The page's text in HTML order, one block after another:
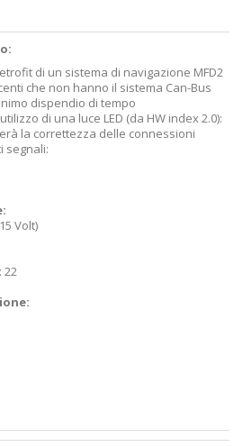
di un sistema di navigazione MFD2
che non hanno il sistema Can-Bus
dispendio di tempo
di una luce LED (da HW index 2.0):
la correttezza delle connessioni
segnali:
Volt)
22